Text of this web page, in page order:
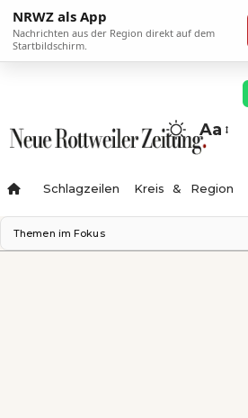
NRWZ als App
Nachrichten aus der Region direkt auf dem
Startbildschirm.
Aa
Schlagzeilen Kreis & Region
Themen im Fokus